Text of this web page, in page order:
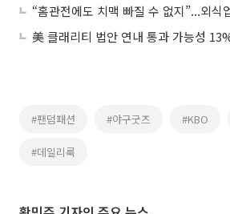
“홈관전에도 치맥 빠질 수 없지”...외식
#팬덤패션 #야구굿즈 #KBO
#데일리룩